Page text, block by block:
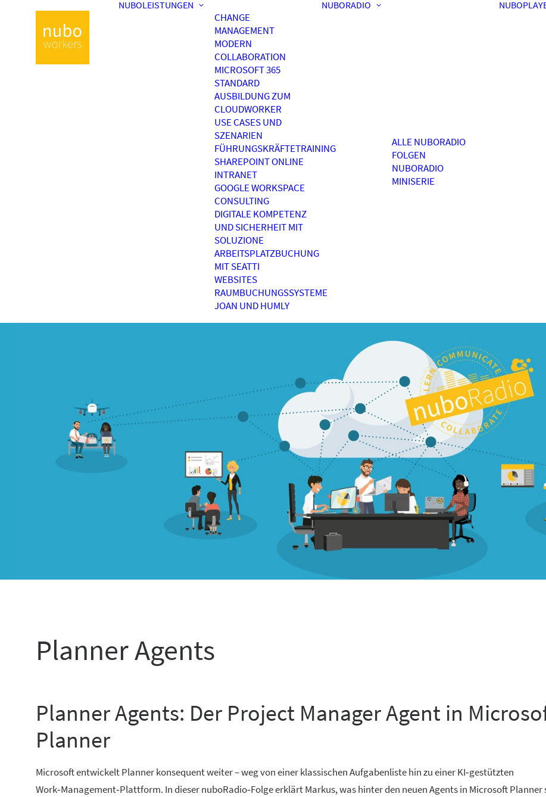
NUBOLEISTUNGEN
CHANGE
MANAGEMENT
MODERN
COLLABORATION
MICROSOFT 365
STANDARD
AUSBILDUNG ZUM
CLOUDWORKER
USE CASES UND
SZENARIEN
FÜHRUNGSKRÄFTETRAINING
SHAREPOINT ONLINE
INTRANET
GOOGLE WORKSPACE
CONSULTING
DIGITALE KOMPETENZ
UND SICHERHEIT MIT
SOLUZIONE
ARBEITSPLATZBUCHUNG
MIT SEATTI
WEBSITES
RAUMBUCHUNGSSYSTEME
JOAN UND HUMLY
NUBORADIO
ALLE NUBORADIO
FOLGEN
NUBORADIO
MINISERIE
Planner Agents
Planner Agents: Der Project Manager Agent in
Planner
Microsoft entwickelt Planner konsequent weiter – weg von einer klassischen Aufgabenliste hin zu einer KI‑gestützten
Work‑Management‑Plattform. In dieser nuboRadio‑Folge erklärt Markus, was hinter den neuen Agents in Microsoft Planner